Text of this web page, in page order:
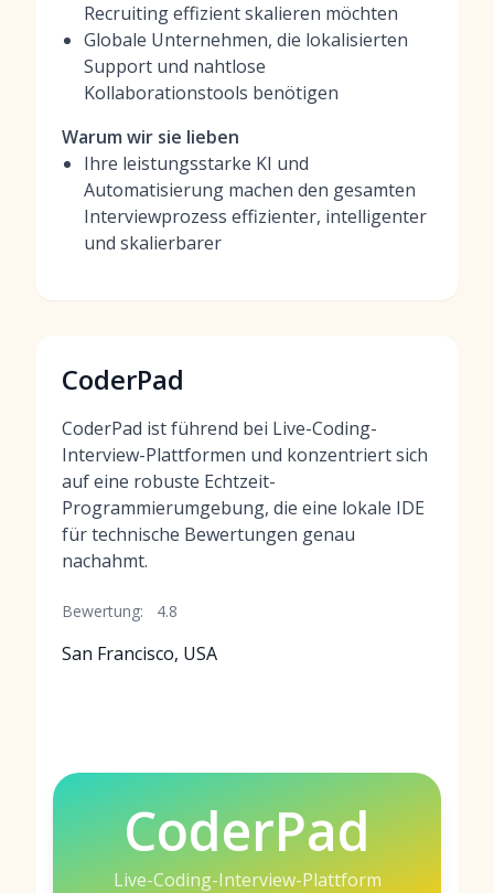
Recruiting effizient skalieren möchten
Globale Unternehmen, die lokalisierten
Support und nahtlose
Kollaborationstools benötigen
Warum wir sie lieben
Ihre leistungsstarke KI und
Automatisierung machen den gesamten
Interviewprozess effizienter, intelligenter
und skalierbarer
CoderPad
CoderPad ist führend bei Live-Coding-
Interview-Plattformen und konzentriert sich
auf eine robuste Echtzeit-
Programmierumgebung, die eine lokale IDE
für technische Bewertungen genau
nachahmt.
Bewertung: 4.8
San Francisco, USA
CoderPad
Live-Coding-Interview-Plattform